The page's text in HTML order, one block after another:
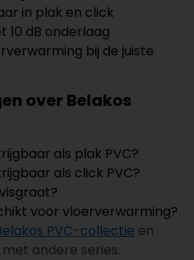
in plak en click
10 dB onderlaag
bij de juiste
over Belakos
als plak PVC?
als click PVC?
voor vloerverwarming?
PVC-collectie en
andere series.